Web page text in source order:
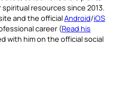
resources since 2013.
and the officialAndroid/iOS
career (Read his
with him on the official social